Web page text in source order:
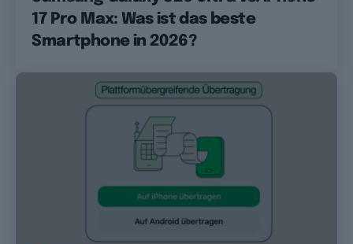
17 Pro Max: Was ist das beste
Smartphone in 2026?